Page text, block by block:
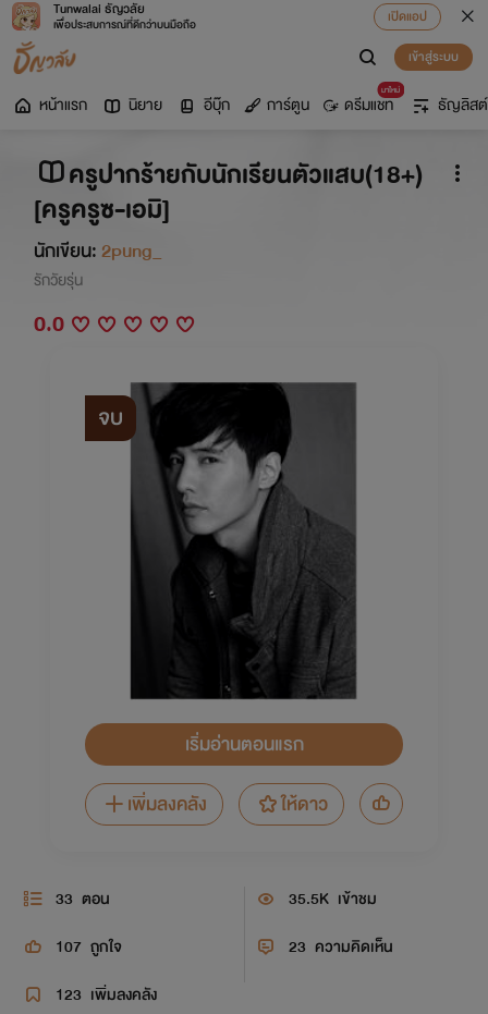
Tunwalai ธัญวลัย
เพื่อประสบการณ์ที่ดีกว่าบนมือถือ
เปิดแอป
เข้าสู่ระบบ
หน้าแรก นิยาย อีบุ๊ก การ์ตูน
มาใหม่
ดรีมแชท ธัญลิสต์
ครูปากร้ายกับนักเรียนตัวแสบ(18+)
[ครูครูซ-เอมิ]
นักเขียน:2pung_
รักวัยรุ่น
0.0
จบ
เริ่มอ่านตอนแรก
เพิ่มลงคลัง
ให้ดาว
33 ตอน 35.5K เข้าชม
107 ถูกใจ 23 ความคิดเห็น
123 เพิ่มลงคลัง